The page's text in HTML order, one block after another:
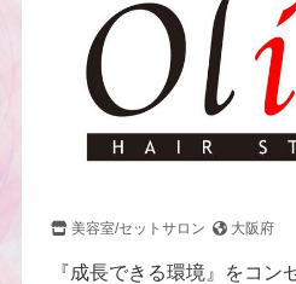
美容室/セットサロン 大阪府
『成長できる環境』をコン